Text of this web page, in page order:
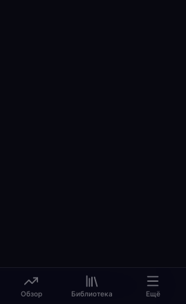
Обзор Библиотека Ещё